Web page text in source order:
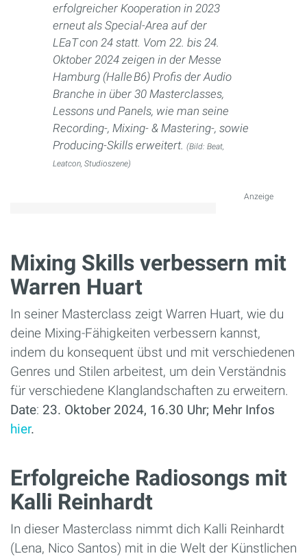
erfolgreicher Kooperation in 2023
erneut als Special-Area auf der
LEaT con 24 statt. Vom 22. bis 24.
Oktober 2024 zeigen in der Messe
Hamburg (Halle B6) Profis der Audio
Branche in über 30 Masterclasses,
Lessons und Panels, wie man seine
Recording-, Mixing- & Mastering-, sowie
Producing-Skills erweitert. (Bild: Beat,
Leatcon, Studioszene)
Anzeige
Mixing Skills verbessern mit
Warren Huart
In seiner Masterclass zeigt Warren Huart, wie du
deine Mixing-Fähigkeiten verbessern kannst,
indem du konsequent übst und mit verschiedenen
Genres und Stilen arbeitest, um dein Verständnis
für verschiedene Klanglandschaften zu erweitern.
Date: 23. Oktober 2024, 16.30 Uhr; Mehr Infos
hier.
Erfolgreiche Radiosongs mit
Kalli Reinhardt
In dieser Masterclass nimmt dich Kalli Reinhardt
(Lena, Nico Santos) mit in die Welt der Künstlichen